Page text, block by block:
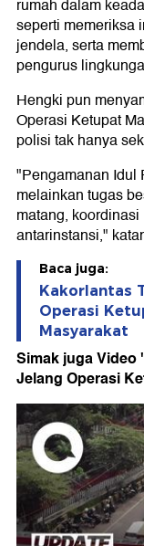
rumah dalam
seperti memeriksa
jendela, serta
pengurus
Hengki pun
Operasi Ketupat
polisi tak hanya
"Pengamanan Idul
melainkan tugas
matang,
antarinstansi,"
Baca juga:
Kakorlantas
Operasi
Masyarakat
Simak juga Video
Jelang Operasi